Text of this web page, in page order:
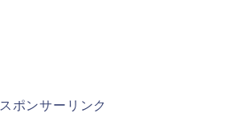
スポンサーリンク